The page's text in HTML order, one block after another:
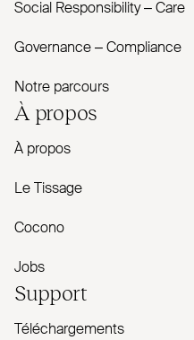
Social Responsibility – Care
Governance – Com­pliance
Notre parcours
À propos
À propos
Le Tissage
Cocono
Jobs
Support
Téléchargements